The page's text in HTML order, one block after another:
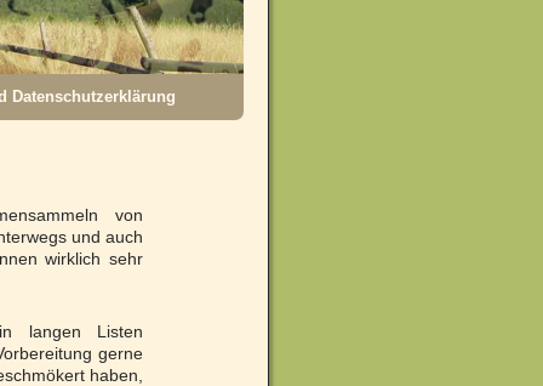
Datenschutzerklärung
von
und auch
wirklich sehr
langen Listen
gerne
haben,